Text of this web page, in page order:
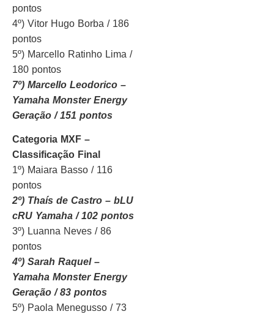
pontos
4º) Vitor Hugo Borba / 186
pontos
5º) Marcello Ratinho Lima /
180 pontos
7º) Marcello Leodorico –
Yamaha Monster Energy
Geração / 151 pontos
Categoria MXF –
Classificação Final
1º) Maiara Basso / 116
pontos
2º) Thaís de Castro – bLU
cRU Yamaha / 102 pontos
3º) Luanna Neves / 86
pontos
4º) Sarah Raquel –
Yamaha Monster Energy
Geração / 83 pontos
5º) Paola Menegusso / 73